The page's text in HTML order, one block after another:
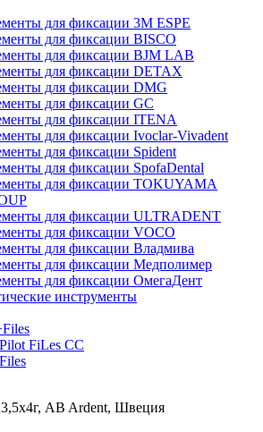
для фиксации 3M ESPE
для фиксации BISCO
для фиксации BJM LAB
для фиксации DETAX
для фиксации DMG
для фиксации GC
для фиксации ITENA
для фиксации Ivoclar-Vivadent
для фиксации Spident
для фиксации SpofaDental
для фиксации TOKUYAMA
для фиксации ULTRADENT
для фиксации VOCO
для фиксации Владмива
для фиксации Медполимер
для фиксации ОмегаДент
инструменты
FiLes CC
AB Ardent, Швеция